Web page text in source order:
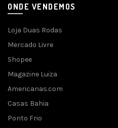
ONDE VENDEMOS
Loja Duas Rodas
Mercado Livre
Shopee
Magazine Luiza
Americanas.com
Casas Bahia
Ponto Frio